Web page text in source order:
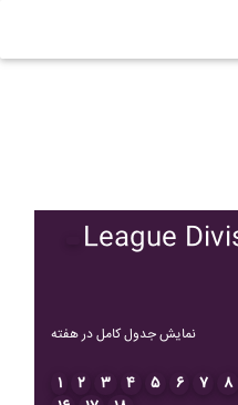
نمایش جدول کامل در هفته
۱ ۲ ۳ ۴ ۵ ۶ ۷ ۸